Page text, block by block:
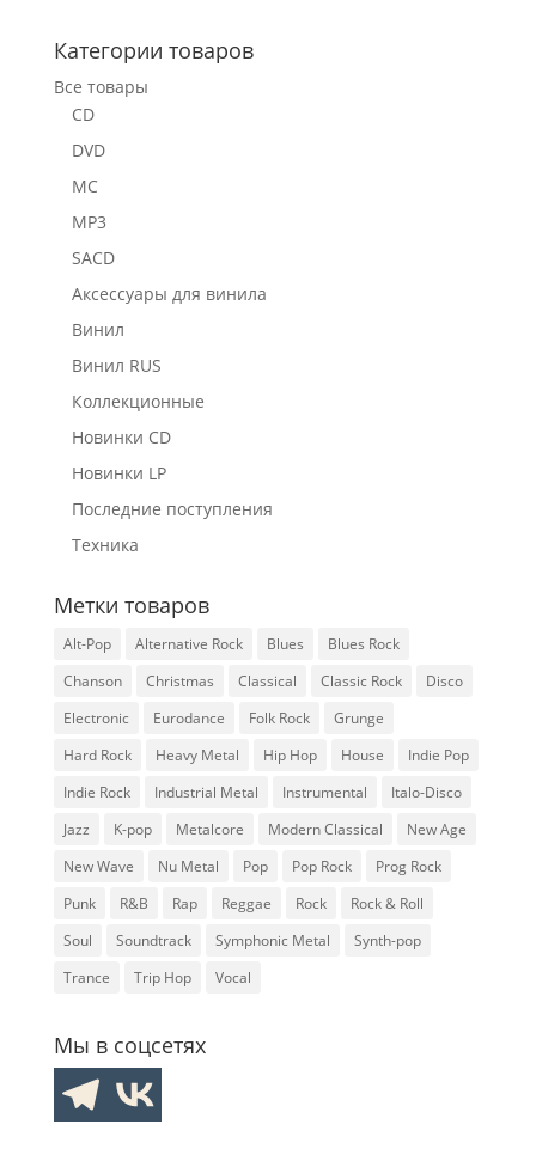
Категории товаров
Все товары
CD
DVD
MC
MP3
SACD
Аксессуары для винила
Винил
Винил RUS
Коллекционные
Новинки CD
Новинки LP
Последние поступления
Техника
Метки товаров
Alt-Pop Alternative Rock Blues
Blues Rock
Chanson
Christmas Classical Classic Rock
Disco
Electronic
Eurodance Folk Rock
Grunge
Hard Rock
Heavy Metal Hip Hop House
Indie Pop
Indie Rock
Industrial Metal Instrumental
Italo-Disco
Jazz
K-pop Metalcore Modern Classical
New Age
New Wave
Nu Metal Pop Pop Rock
Prog Rock
Punk
R&B Rap Reggae Rock
Rock & Roll
Soul
Soundtrack Symphonic Metal
Synth-pop
Trance
Trip Hop Vocal
Мы в соцсетях